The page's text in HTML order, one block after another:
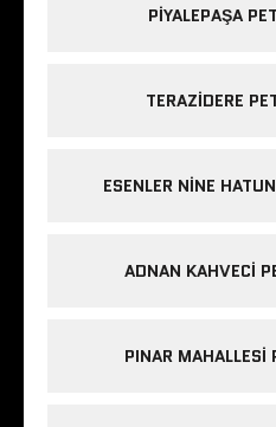
PIYALEPAŞA
TERAZIDERE
ESENLER NINE
ADNAN KAHVECI
PINAR MAHALLESI